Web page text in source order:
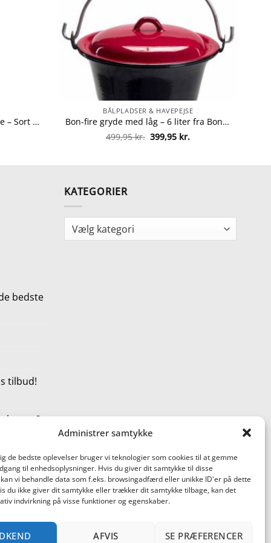
Administrer samtykke
de bedste oplevelser bruger vi teknologier som cookies til at gemme
til enhedsoplysninger. Hvis du giver dit samtykke til disse
vi behandle data som f.eks. browsingadfærd eller unikke ID'er på dette
du ikke giver dit samtykke eller trækker dit samtykke tilbage, kan det
indvirkning på visse funktioner og egenskaber.
AFVIS SE PRÆFERENCER
Allux stander 1007 til postkasse – Sort fra allux 5701701590085
BÅLPLADSER & HAVEPEJSE
Bon-fire gryde med låg – 6 liter fra Bon-fire 5708085100022
499,95kr. Den
oprindelige
399,95 kr.
bedste
tilbud!
KATEGORIER
Kategorier
Cash
On